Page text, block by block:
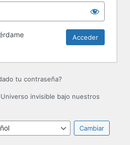
tu contraseña?
invisible bajo nuestros